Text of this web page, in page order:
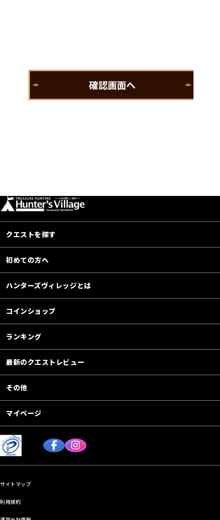
クエストを探す
初めての方へ
ハンターズヴィレッジとは
コインショップ
ランキング
最新のクエストレビュー
その他
マイページ
サイトマップ
利用規約